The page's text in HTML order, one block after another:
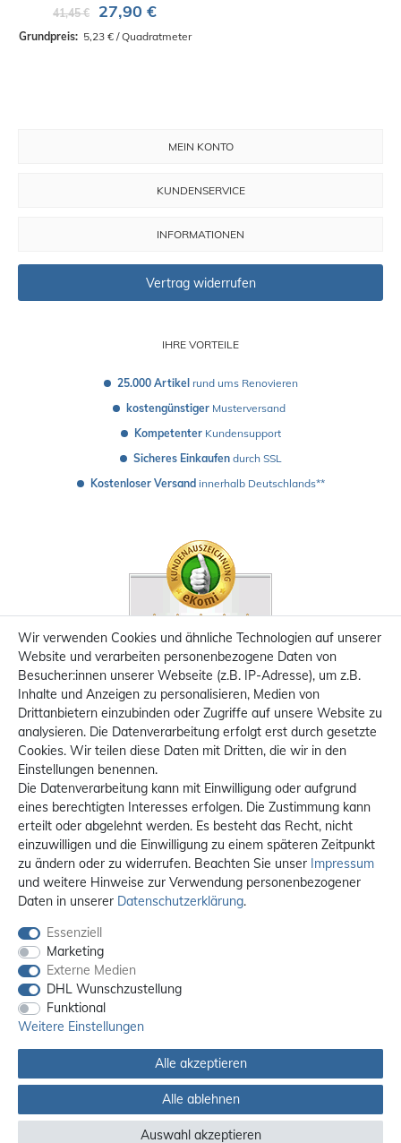
41,45 €
27,90 €
Grundpreis: 5,23 € / Quadratmeter
IHRE VORTEILE
25.000 Artikel rund ums Renovieren
kostengünstiger Musterversand
Kompetenter Kundensupport
Sicheres Einkaufen durch SSL
Kostenloser Versand innerhalb Deutschlands**
MEIN KONTO
KUNDENSERVICE
INFORMATIONEN
Vertrag widerrufen
Versandkosten in andere Länder finden Siehier
© 2012 - 2026 orex.de / powered bycreateyourtemplate
Wir verwenden Cookies und ähnliche Technologien auf unserer
Website und verarbeiten personenbezogene Daten von
Besucher:innen unserer Webseite (z.B. IP-Adresse), um z.B.
Inhalte und Anzeigen zu personalisieren, Medien von
Drittanbietern einzubinden oder Zugriffe auf unsere Website zu
analysieren. Die Datenverarbeitung erfolgt erst durch gesetzte
Cookies. Wir teilen diese Daten mit Dritten, die wir in den
Einstellungen benennen.
Die Datenverarbeitung kann mit Einwilligung oder aufgrund
eines berechtigten Interesses erfolgen. Die Zustimmung kann
erteilt oder abgelehnt werden. Es besteht das Recht, nicht
einzuwilligen und die Einwilligung zu einem späteren Zeitpunkt
zu ändern oder zu widerrufen. Beachten Sie unser Impressum
und weitere Hinweise zur Verwendung personenbezogener
Daten in unserer Daten­schutz­erklärung.
Essenziell
Marketing
Externe Medien
DHL Wunschzustellung
Funktional
Weitere Einstellungen
Alle akzeptieren
Alle ablehnen
Auswahl akzeptieren